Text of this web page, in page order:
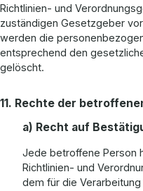
Richtlinien- und
zuständigen Gesetzgeber
werden die
entsprechend den
gelöscht.
11. Rechte der
a) Recht auf
Jede betroffene Person
Richtlinien- und
dem für die